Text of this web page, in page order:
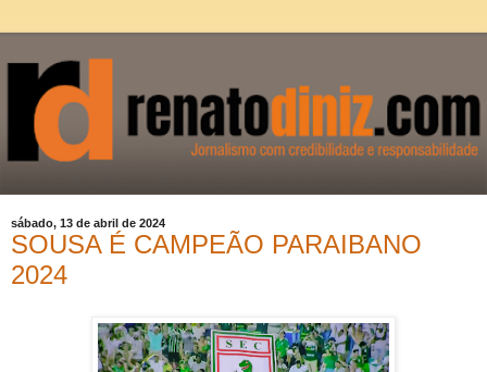
sábado, 13 de abril de 2024
SOUSA É CAMPEÃO PARAIBANO
2024